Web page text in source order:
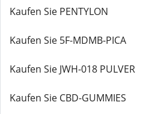
Kaufen Sie PENTYLON
Kaufen Sie 5F-MDMB-PICA
Kaufen Sie JWH-018 PULVER
Kaufen Sie CBD-GUMMIES